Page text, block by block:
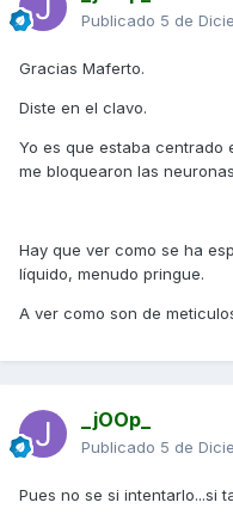
Publicado 5 de
Gracias Maferto.
Diste en el clavo.
Yo es que estaba centrado
me bloquearon las
Hay que ver como se ha
líquido, menudo pringue.
A ver como son de
_jOOp_
Publicado 5 de
Pues no se si intentarlo...si